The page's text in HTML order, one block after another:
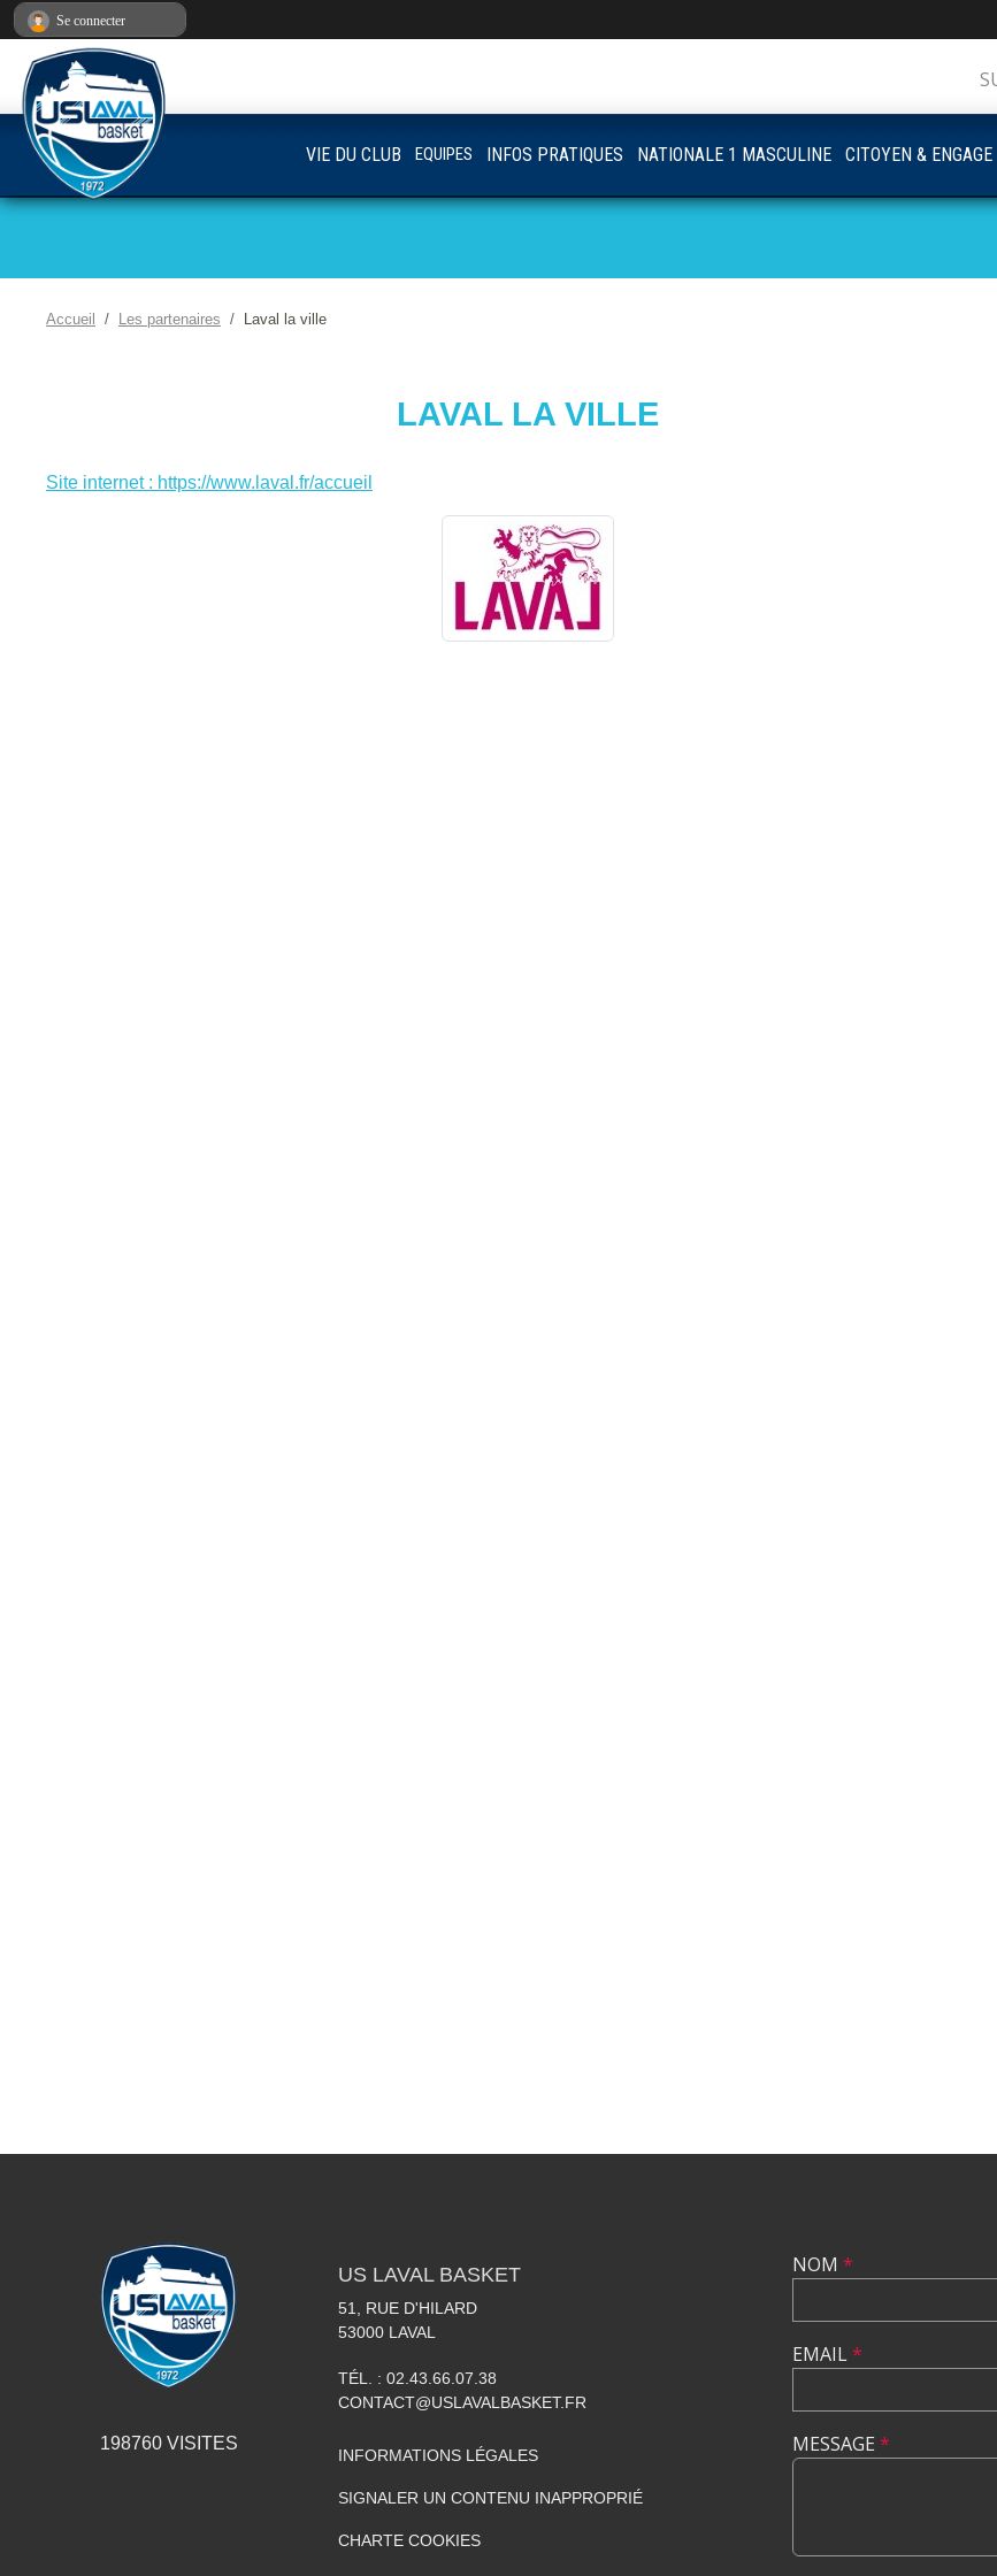
Accueil Les partenaires Laval la ville
LAVAL LA VILLE
Site internet : https://www.laval.fr/accueil
VIE DU CLUB EQUIPES INFOS PRATIQUES NATIONALE 1 MASCULINE CITOYEN & ENGAGE
198760 VISITES
US LAVAL BASKET
51, RUE D'HILARD
53000 LAVAL
TÉL. : 02.43.66.07.38
CONTACT@USLAVALBASKET.FR
INFORMATIONS LÉGALES
SIGNALER UN CONTENU INAPPROPRIÉ
CHARTE COOKIES
NOM *
EMAIL*
MESSAGE *
Se connecter
Panneau de gestion des cookies